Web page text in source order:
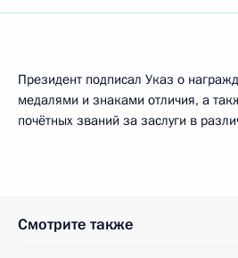
Президент подписал Указ о
медалями и знаками отличия, а
почётных званий за заслуги в
Смотрите также